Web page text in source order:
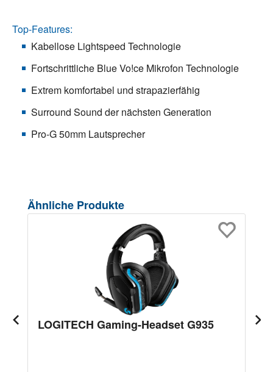
Top-Features:
Kabellose Lightspeed Technologie
Fortschrittliche Blue Vo!ce Mikrofon Technologie
Extrem komfortabel und strapazierfähig
Surround Sound der nächsten Generation
Pro-G 50mm Lautsprecher
Produktgalerie überspringen
Ähnliche Produkte
LOGITECH Gaming-Headset G935